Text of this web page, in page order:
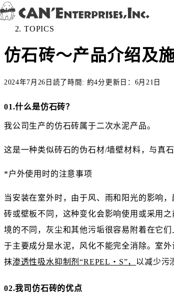
Skip to content
All Posts ＞
TOPICS
仿石砖～产品介绍及
2024年7月26日 読了時間: 約4分 更新日：6月21日
01.什么是仿石砖？
我公司生产的仿石砖属于二次水泥产品。
这是一种类似砖石的伪石材/墙壁材料，与真
*户外使用时的注意事项
当安装在室外时，由于风、雨和阳光的影响
砖或壁板不同，这种变化会影响使用或采用
境的不同，灰尘和其他污垢很容易附着在它
于主要成分是水泥，风化不能完全消除。室
抹渗透性吸水抑制剂“REPEL・S”， 以减少污
02.我司仿石砖的优点